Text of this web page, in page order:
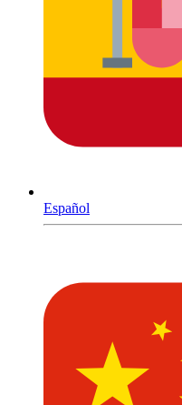
Español